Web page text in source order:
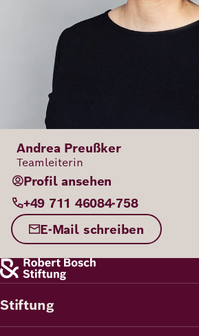
Andrea Preußker
Teamleiterin
Profil ansehen
+49 711 46084-758
E-Mail schreiben
Stiftung